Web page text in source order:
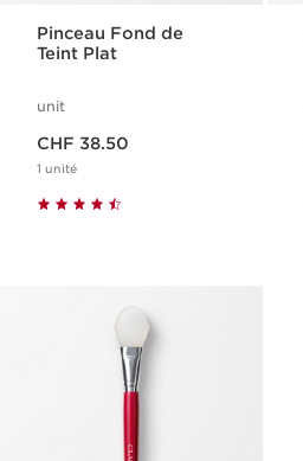
Pinceau Fond de
Teint Plat
unit
CHF 38.50
1 unité